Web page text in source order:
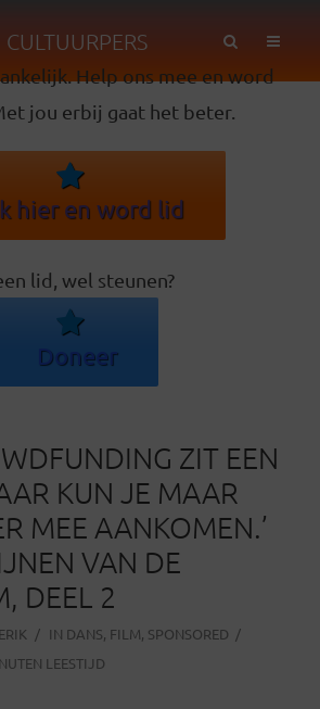
CULTUURPERS
Help ons mee en word
jou erbij gaat het beter.
hier en word lid
lid, wel steunen?
Doneer
ZIT EEN
KUN JE MAAR
MEE AANKOMEN.’
VAN DE
DEEL 2
IN DANS, FILM, SPONSORED
LEESTIJD